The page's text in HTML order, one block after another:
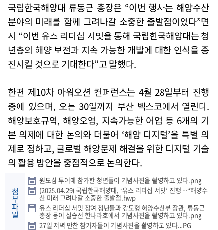
국립한국해양대 류동근 총장은 “이번 행사는 해양수산
분야의 미래를 함께 그려나갈 소중한 출발점이었다”면
서 “이번 유스 리더십 서밋을 통해 국립한국해양대는 청
년층의 해양 보전과 지속 가능한 개발에 대한 인식을 증
진시킬 것으로 기대한다”고 말했다.
한편 제10차 아워오션 컨퍼런스는 4월 28일부터 진행
중에 있으며, 오는 30일까지 부산 벡스코에서 열린다.
해양보호규역, 해양오염, 지속가능한 어업 등 6개의 기
본 의제에 대한 논의와 더불어 ‘해양 디지털’을 특별 의
제로 정하고, 글로벌 해양문제 해결을 위한 디지털 기술
의 활용 방안을 중점적으로 논의한다.
첨
부
파
일
원도심 투어에 참가한 청년들이 기념사진을 촬영하고 있다.png
(2025.04.29) 국립한국해양대, ‘유스 리더십 서밋’ 진행…“해양수
산 미래 그려나갈 소중한 출발점.hwp
유스 리더십 서밋 참여 청년들과 강도형 해양수산부 장관, 류동근
총장 등이 실습선 한나라호에서 기념사진을 촬영하고 있다.png
27일 저녁 만찬 참가자들이 기념사진을 촬영하고 있다.JPG